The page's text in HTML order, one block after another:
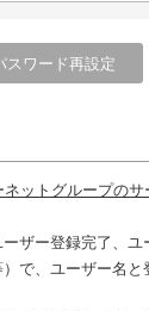
ットグループの
ザー登録完了、ユ
で、ユーザー名